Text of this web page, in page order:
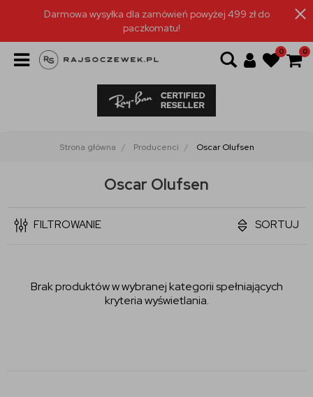
Darmowa wysyłka dla zamówień powyżej 499 zł do
paczkomatu!
0 0
Strona główna Producenci Oscar Olufsen
Oscar Olufsen
FILTROWANIE SORTUJ
Brak produktów w wybranej kategorii spełniających
kryteria wyświetlania.